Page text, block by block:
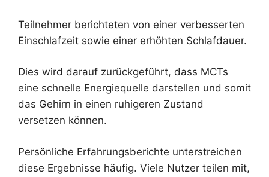
Teilnehmer berichteten von einer verbesserten
Einschlafzeit sowie einer erhöhten Schlafdauer.
Dies wird darauf zurückgeführt, dass MCTs
eine schnelle Energiequelle darstellen und somit
das Gehirn in einen ruhigeren Zustand
versetzen können.
Persönliche Erfahrungsberichte unterstreichen
diese Ergebnisse häufig. Viele Nutzer teilen mit,